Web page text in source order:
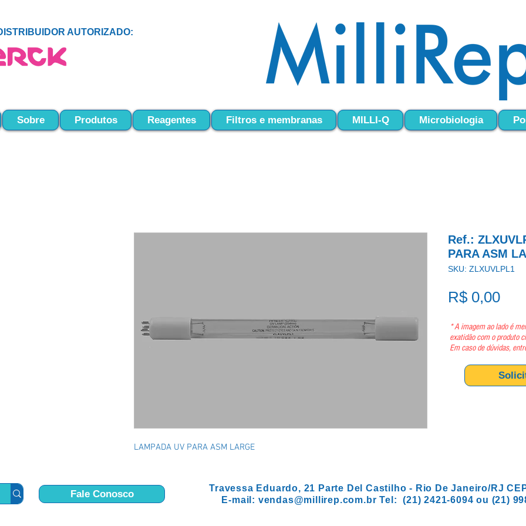
AUTORIZADO:
Sobre Produtos Reagentes Filtros e membranas MILLI-Q Microbiologia
LAMPADA UV PARA ASM LARGE
Ref.:
PARA ASM
SKU: ZLXUVLPL1
R$ 0,00
* A imagem ao lado é
exatidão com o produto
Em caso de dúvidas,
Travessa Eduardo, 21 Parte Del Castilho - Rio De Janeiro/RJ
E-mail: vendas@millirep.com.br Tel: (21) 2421-6094 ou (21)
Fale Conosco